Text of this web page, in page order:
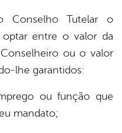
Conselho Tutelar o
optar entre o valor da
ou o valor
lhe garantidos:
ou função que
mandato;